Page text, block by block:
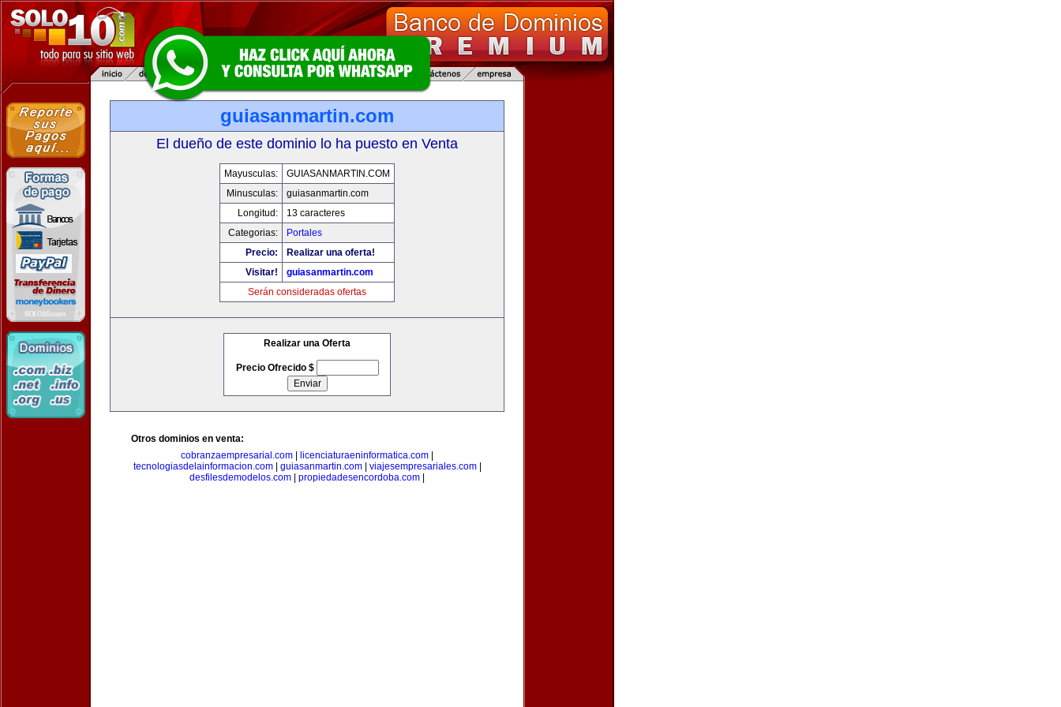
guiasanmartin.com
El dueño de este dominio lo ha puesto en Venta
Mayusculas:
GUIASANMARTIN.COM
Minusculas:
guiasanmartin.com
Longitud:
13 caracteres
Categorias:
Portales
Precio:
Realizar una oferta!
Visitar!
guiasanmartin.com
Serán consideradas ofertas
Realizar una Oferta
Precio Ofrecido $
Otros dominios en venta:
cobranzaempresarial.com
licenciaturaeninformatica.com
tecnologiasdelainformacion.com| guiasanmartin.com| viajesempresariales.com|
desfilesdemodelos.com
propiedadesencordoba.com